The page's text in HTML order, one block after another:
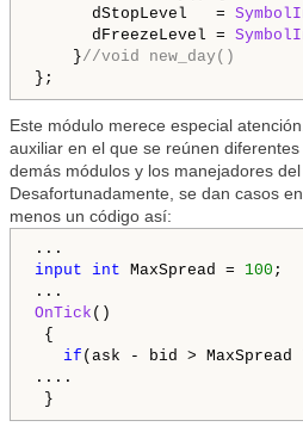
dStopLevel   =
dFreezeLevel =
}//void new_day()
Este módulo merece especial
auxiliar en el que se reúnen
demás módulos y los manejadores del
Desafortunadamente, se dan casos
menos un código así:
input
int MaxSpread = 100 ;
OnTick ()
{
if (ask - bid > MaxSpread
....